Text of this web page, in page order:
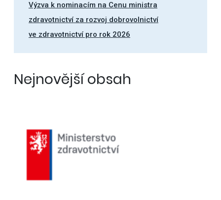
Výzva k nominacím na Cenu ministra
zdravotnictví za rozvoj dobrovolnictví
ve zdravotnictví pro rok 2026
Nejnovější obsah